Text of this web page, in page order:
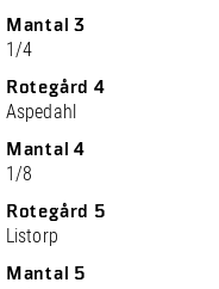
Mantal 3
1/4
Rotegård 4
Aspedahl
Mantal 4
1/8
Rotegård 5
Listorp
Mantal 5